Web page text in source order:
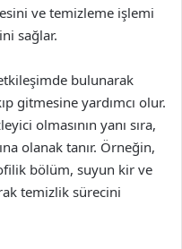
ve temizleme işlemi
sağlar.
bulunarak
gitmesine yardımcı olur.
olmasının yanı sıra,
olanak tanır. Örneğin,
bölüm, suyun kir ve
temizlik sürecini